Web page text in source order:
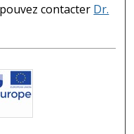
contacter Dr.